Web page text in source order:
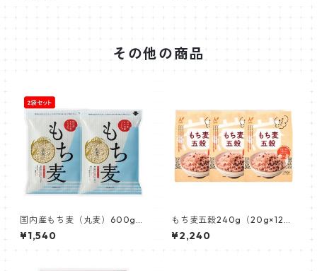
その他の商品
国内産もち麦（丸麦）600g機
能性表示食品× 2個
¥1,540
もち麦五穀240g（20g×12
袋） 3個セット
¥2,240